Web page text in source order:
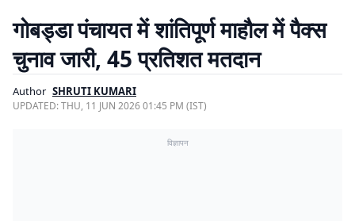
गोबड्डा पंचायत में शांतिपूर्ण माहौल में पैक्स
चुनाव जारी, 45 प्रतिशत मतदान
Author SHRUTI KUMARI
UPDATED:THU, 11 JUN 2026 01:45 PM (IST)
विज्ञापन